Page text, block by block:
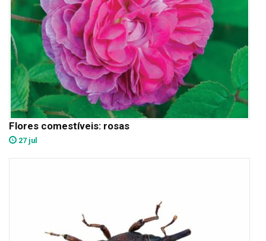
Flores comestíveis: rosas
27 jul